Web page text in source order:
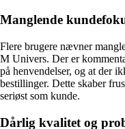
Manglende
Flere brugere nævner
M Univers. Der er
på henvendelser, og at der
bestillinger. Dette skaber
seriøst som kunde.
Dårlig kvalitet og